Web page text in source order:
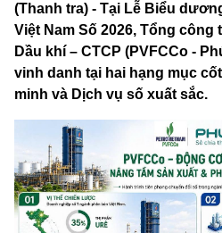
(Thanh tra) - Tại Lễ Biểu
Việt Nam Số 2026, Tổng công
Dầu khí – CTCP (PVFCCo -
vinh danh tại hai hạng mục
minh và Dịch vụ số xuất sắc.